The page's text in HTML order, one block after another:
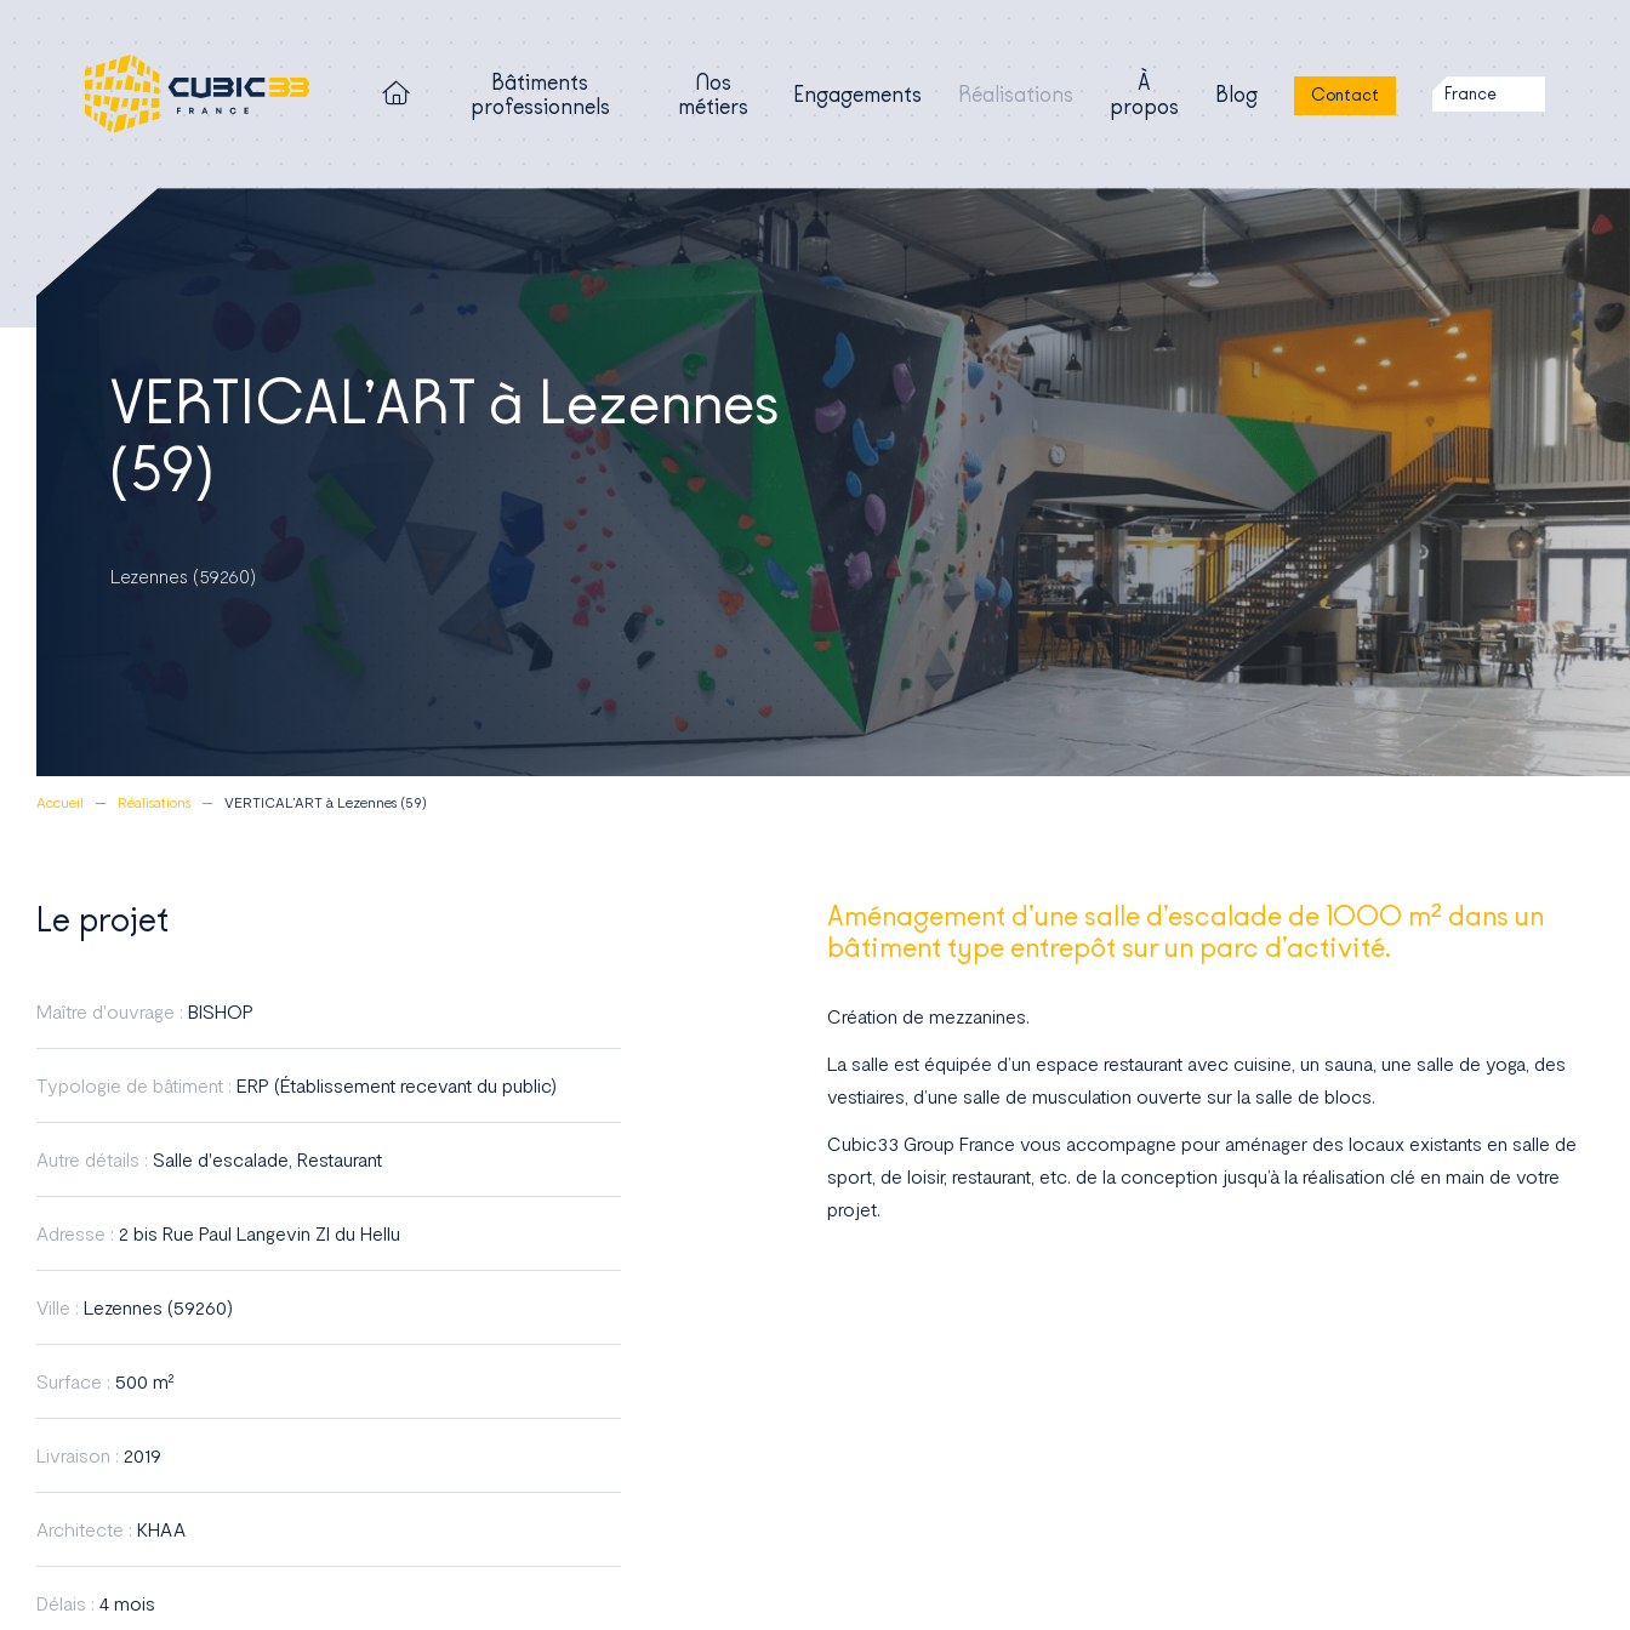
Bâtiments
professionnels
Nos
métiers
Engagements Réalisations
À
propos
Blog Contact France
VERTICAL’ART à Lezennes
(59)
Lezennes (59260)
Accueil Réalisations VERTICAL’ART à Lezennes (59)
Le projet
Maître d'ouvrage : BISHOP
Typologie de bâtiment : ERP (Établissement recevant du public)
Autre détails : Salle d'escalade, Restaurant
Adresse : 2 bis Rue Paul Langevin ZI du Hellu
Ville : Lezennes (59260)
Surface : 500 m²
Livraison : 2019
Architecte : KHAA
Délais : 4 mois
Aménagement d’une salle d’escalade de 1000 m² dans un
bâtiment type entrepôt sur un parc d’activité.
Création de mezzanines.
La salle est équipée d’un espace restaurant avec cuisine, un sauna, une salle de yoga, des
vestiaires, d’une salle de musculation ouverte sur la salle de blocs.
Cubic33 Group France vous accompagne pour aménager des locaux existants en salle de
sport, de loisir, restaurant, etc. de la conception jusqu’à la réalisation clé en main de votre
projet.